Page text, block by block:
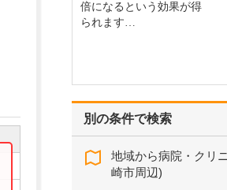
別の条件で検索
地域から病院・クリ
崎市周辺)
倍になるという効果が得
られます…